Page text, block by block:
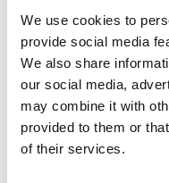
We use cookies to
provide social media
We also share
our social media,
may combine it with
provided to them or
of their services.
maksimum şekli
Mirka® Zımpara
(elek) zımparalarıyla
tasarlanmıştır, ancak
kullanılabilirler. Tozsuz
hortumla bir toz emiş